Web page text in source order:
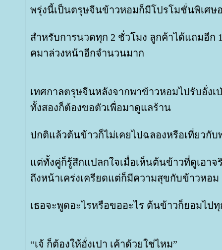
พรุ่งนี้เป็นตรุษจีนข้าวหอมก็มีโปรโมชั่นพิเศษ
สำหรับการนวดทุก 2 ชั่วโมง ลูกค้าได้แถมอีก
คมาล่วงหน้าอีกจำนวนมาก
เทศกาลตรุษจีนหลังจากพาข้าวหอมไปรับอั่ง
ทั้งสองก็ต้องขอตัวเพื่อมาดูแลร้าน
ปกติแล้วต้นข้าวก็ไม่เคยไปฉลองหรือเที่ยวกั
ต่ทั้งคู่ก็รู้สึกแปลกใจเมื่อเห็นต้นข้าวที่ดูเอาจริ
ถึงหน้าเคร่งเครียดแต่ก็มีความสุขกับข้าวหอม
เธอจะพูดอะไรหรือขออะไร ต้นข้าวก็ยอมไปทุ
“เจ้ ก็ต้องให้อั่งเปา เค้าด้วยใช่ไหม”